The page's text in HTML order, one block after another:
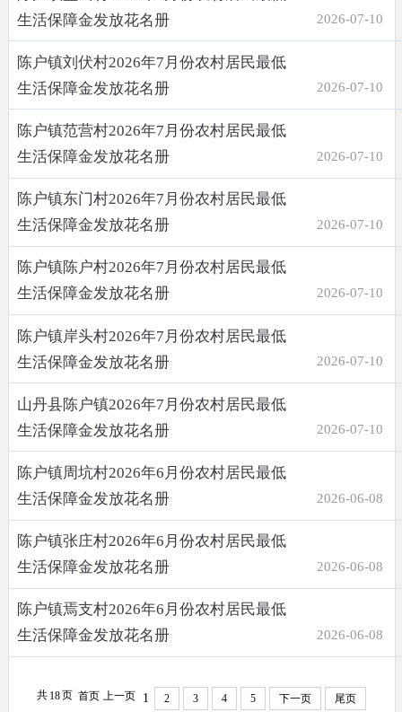
生活保障金发放花名册
2026-07-10
陈户镇刘伏村2026年7月份农村居民最低
生活保障金发放花名册
2026-07-10
陈户镇范营村2026年7月份农村居民最低
生活保障金发放花名册
2026-07-10
陈户镇东门村2026年7月份农村居民最低
生活保障金发放花名册
2026-07-10
陈户镇陈户村2026年7月份农村居民最低
生活保障金发放花名册
2026-07-10
陈户镇岸头村2026年7月份农村居民最低
生活保障金发放花名册
2026-07-10
山丹县陈户镇2026年7月份农村居民最低
生活保障金发放花名册
2026-07-10
陈户镇周坑村2026年6月份农村居民最低
生活保障金发放花名册
2026-06-08
陈户镇张庄村2026年6月份农村居民最低
生活保障金发放花名册
2026-06-08
陈户镇焉支村2026年6月份农村居民最低
生活保障金发放花名册
2026-06-08
共 18页 首页 上一页 1 2 3 4 5 下一页 尾页